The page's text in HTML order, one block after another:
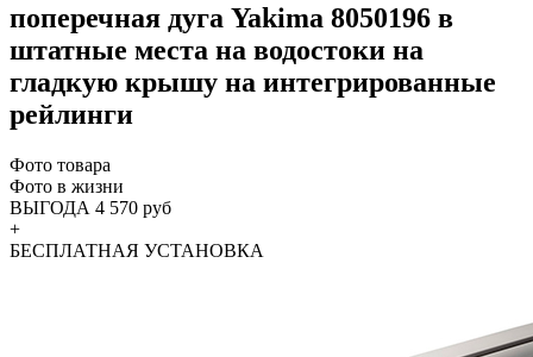
поперечная дуга Yakima 8050196 в
штатные места на водостоки на
гладкую крышу на интегрированные
рейлинги
Фото товара
Фото в жизни
ВЫГОДА 4 570 руб
+
БЕСПЛАТНАЯ УСТАНОВКА